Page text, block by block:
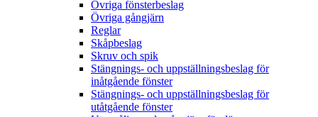
Övriga fönsterbeslag
Övriga gångjärn
Reglar
Skåpbeslag
Skruv och spik
Stängnings- och uppställningsbeslag för
inåtgående fönster
Stängnings- och uppställningsbeslag för
utåtgående fönster